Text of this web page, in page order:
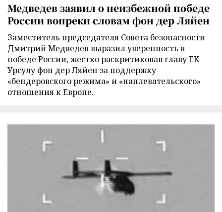
Медведев заявил о неизбежной победе
России вопреки словам фон дер Ляйен
Заместитель председателя Совета безопасности
Дмитрий Медведев выразил уверенность в
победе России, жестко раскритиковав главу ЕК
Урсулу фон дер Ляйен за поддержку
«бендеровского режима» и «наплевательского»
отношения к Европе.